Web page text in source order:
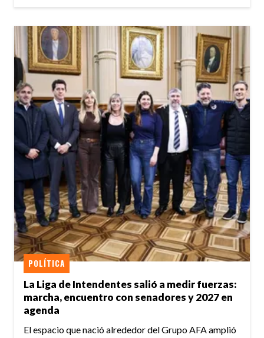
La Liga de Intendentes salió a medir fuerzas:
marcha, encuentro con senadores y 2027 en
agenda
POLÍTICA
El espacio que nació alrededor del Grupo AFA amplió